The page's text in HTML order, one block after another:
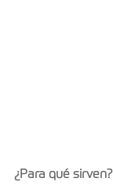
¿Para qué sirven?